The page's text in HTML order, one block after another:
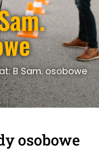
B Sam. osobowe
osobowe